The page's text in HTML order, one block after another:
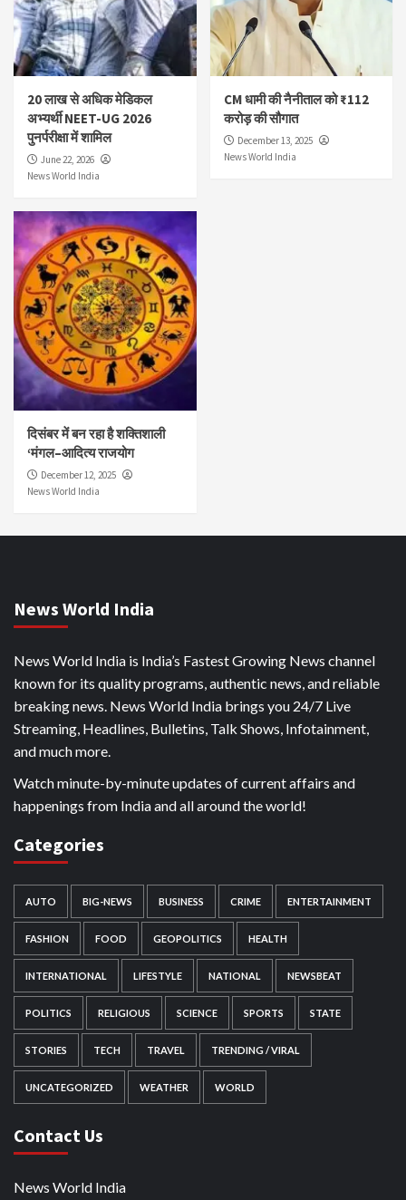
20 लाख से अधिक मेडिकल
अभ्यर्थी NEET-UG 2026
पुनर्परीक्षा में शामिल
June 22, 2026
News World India
CM धामी की नैनीताल को ₹112
करोड़ की सौगात
December 13, 2025
News World India
दिसंबर में बन रहा है शक्तिशाली
‘मंगल–आदित्य राजयोग
December 12, 2025
News World India
News World India
News World India is India’s Fastest Growing News channel
known for its quality programs, authentic news, and reliable
breaking news. News World India brings you 24/7 Live
Streaming, Headlines, Bulletins, Talk Shows, Infotainment,
and much more.
Watch minute-by-minute updates of current affairs and
happenings from India and all around the world!
Categories
AUTO BIG-NEWS BUSINESS CRIME ENTERTAINMENT
FASHION FOOD GEOPOLITICS HEALTH
INTERNATIONAL LIFESTYLE NATIONAL NEWSBEAT
POLITICS RELIGIOUS SCIENCE SPORTS STATE
STORIES TECH TRAVEL TRENDING / VIRAL
UNCATEGORIZED WEATHER WORLD
Contact Us
News World India